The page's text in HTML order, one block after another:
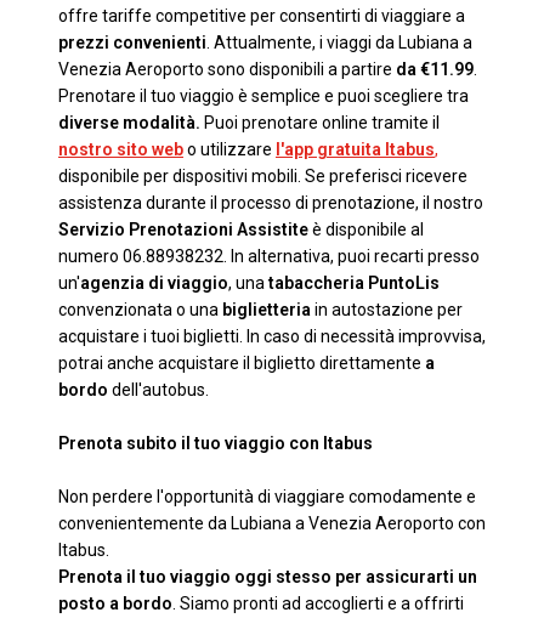
offre tariffe competitive per consentirti di viaggiare a
prezzi convenienti . Attualmente, i viaggi da Lubiana a
Venezia Aeroporto sono disponibili a partire da €11.99
Prenotare il tuo viaggio è semplice e puoi scegliere tra
diverse modalità. Puoi prenotare online tramite il
nostro sito webo utilizzare l'app gratuita Itabus,
disponibile per dispositivi mobili. Se preferisci ricevere
assistenza durante il processo di prenotazione, il nostro
Servizio Prenotazioni Assistiteè disponibile al
numero 06.88938232. In alternativa, puoi recarti presso
un'agenzia di viaggio, unatabaccheria PuntoLis
convenzionata o una biglietteria in autostazione per
acquistare i tuoi biglietti. In caso di necessità improvvisa,
potrai anche acquistare il biglietto direttamente a
bordo dell'autobus.
Prenota subito il tuo viaggio con Itabus
Non perdere l'opportunità di viaggiare comodamente e
convenientemente da Lubiana a Venezia Aeroporto con
Itabus.
Prenota il tuo viaggio oggi stesso per assicurarti un
posto a bordo . Siamo pronti ad accoglierti e a offrirti